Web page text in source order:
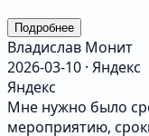
Подробнее
Владислав Монит
2026-03-10 · Яндекс
Яндекс
Мне нужно было
мероприятию,